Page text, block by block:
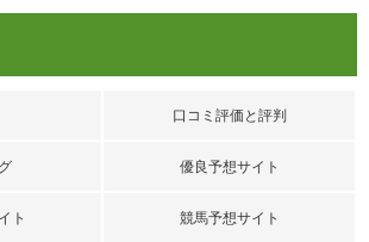
イミングに麒麟無いの痛すぎたわ！
チ他のサイトでは結果でないしはよ全開
クロの口コミ
口コミ評価と評判
優良予想サイト
ト 競馬予想サイト